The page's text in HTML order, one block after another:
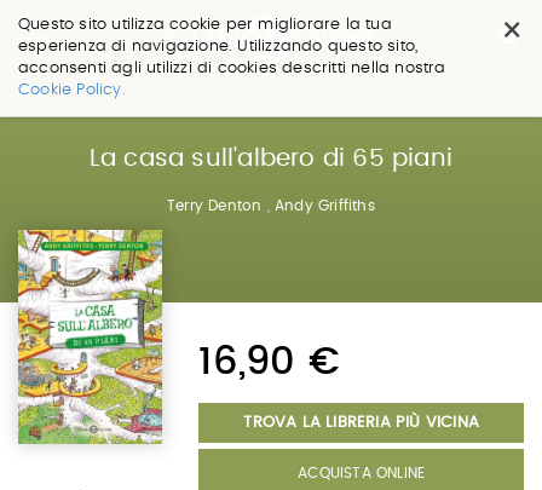
×
Questo sito utilizza cookie per migliorare la tua
esperienza di navigazione. Utilizzando questo sito,
acconsenti agli utilizzi di cookies descritti nella nostra
Cookie Policy.
Salta
La casa sull'albero di 65 piani
Terry Denton Andy Griffiths
16,90 €
TROVA LA LIBRERIA PIÙ VICINA
ACQUISTA ONLINE